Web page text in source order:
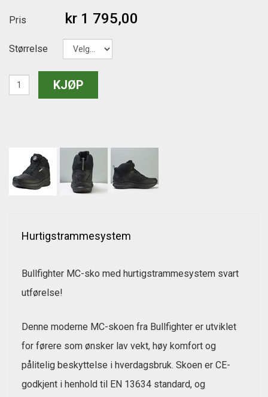
Pris kr 1 795,00
Størrelse
Hurtigstrammesystem
Bullfighter MC-sko med hurtigstrammesystem svart
utførelse!
Denne moderne MC-skoen fra Bullfighter er utviklet
for førere som ønsker lav vekt, høy komfort og
pålitelig beskyttelse i hverdagsbruk. Skoen er CE-
godkjent i henhold til EN 13634 standard, og